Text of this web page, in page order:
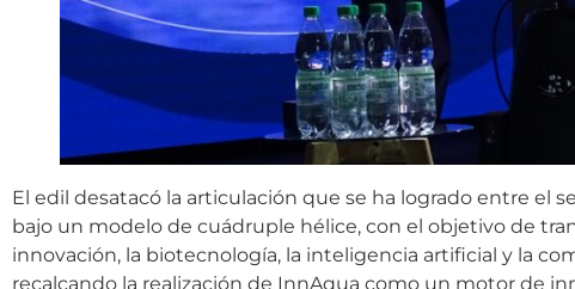
El edil desatacó la articulación que se ha logrado entre el
bajo un modelo de cuádruple hélice, con el objetivo de
innovación, la biotecnología, la inteligencia artificial y la
recalcando la realización de InnAqua como un motor de